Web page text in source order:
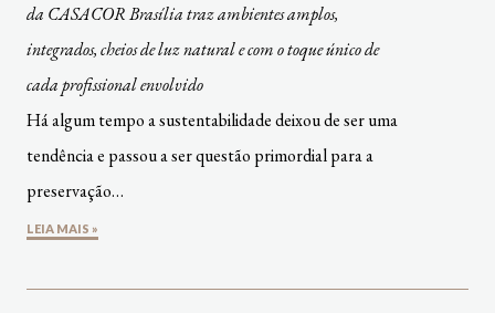
da CASACOR Brasília traz ambientes amplos,
integrados, cheios de luz natural e com o toque único de
cada profissional envolvido
Há algum tempo a sustentabilidade deixou de ser uma
tendência e passou a ser questão primordial para a
preservação…
LEIA MAIS »